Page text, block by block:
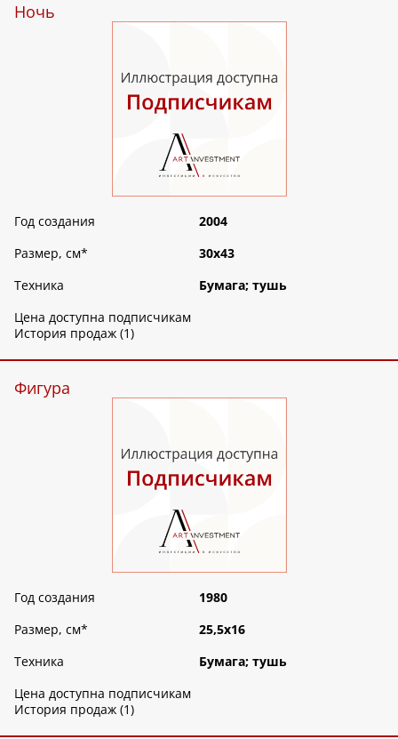
Ночь
Год создания
2004
Размер, см*
30х43
Техника
Бумага; тушь
Цена доступна подписчикам
История продаж (1)
Фигура
Год создания
1980
Размер, см*
25,5х16
Техника
Бумага; тушь
Цена доступна подписчикам
История продаж (1)